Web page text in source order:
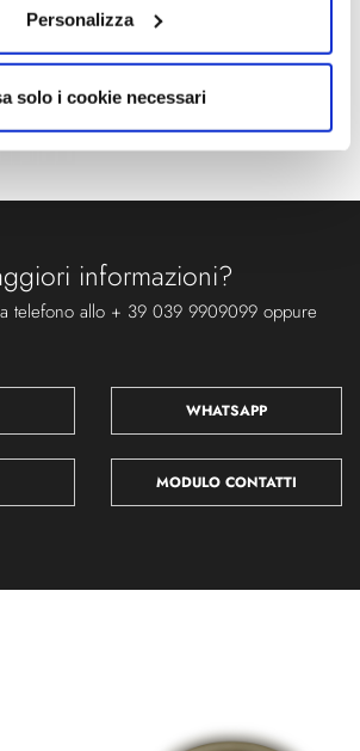
Personalizza
solo i cookie necessari
informazioni?
telefono allo + 39 039 9909099 oppure
WHATSAPP
MODULO CONTATTI